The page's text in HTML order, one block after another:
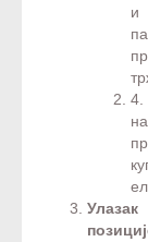
и
4.